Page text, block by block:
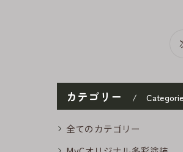
カテゴリー
全てのカテゴリー